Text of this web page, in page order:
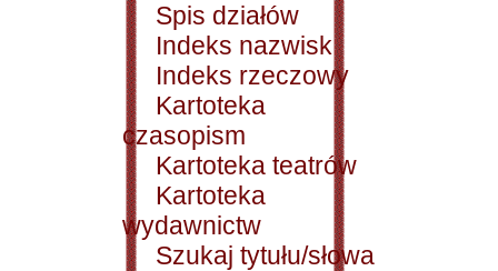
Spis działów
Indeks nazwisk
Indeks rzeczowy
Kartoteka
czasopism
Kartoteka teatrów
Kartoteka
wydawnictw
Szukaj tytułu/słowa